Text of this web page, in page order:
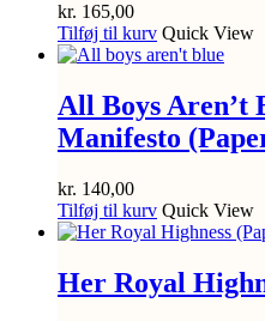
kr. 165,00
Tilføj til kurv Quick View
All Boys Aren’t
Manifesto
kr. 140,00
Tilføj til kurv Quick View
Her Royal